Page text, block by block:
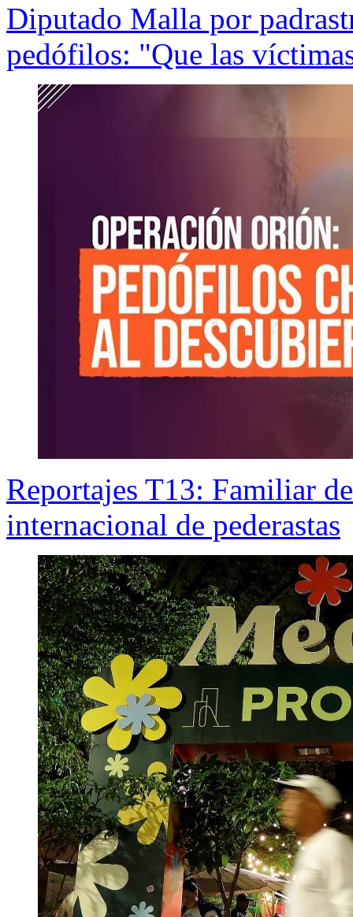
Diputado Malla por
pedófilos: "Que las
Reportajes T13: Familiar
internacional de pederastas